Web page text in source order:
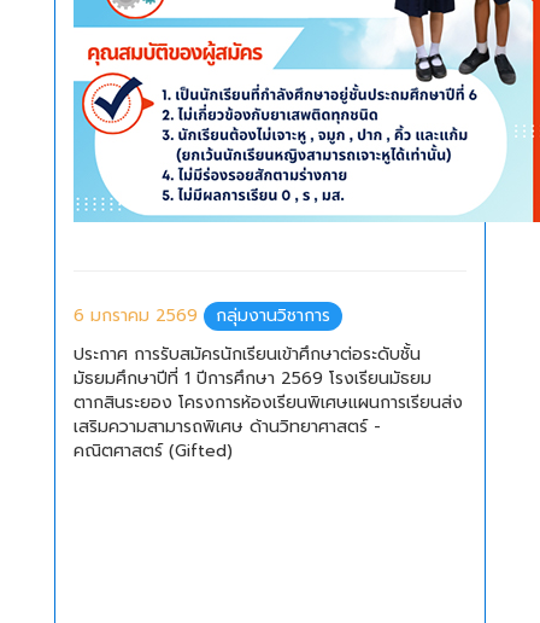
6 มกราคม 2569
กลุ่มงานวิชาการ
ประกาศ การรับสมัครนักเรียนเข้าศึกษาต่อระดับชั้น
มัธยมศึกษาปีที่ 1 ปีการศึกษา 2569 โรงเรียนมัธยม
ตากสินระยอง โครงการห้องเรียนพิเศษแผนการเรียนส่ง
เสริมความสามารถพิเศษ ด้านวิทยาศาสตร์ -
คณิตศาสตร์ (Gifted)